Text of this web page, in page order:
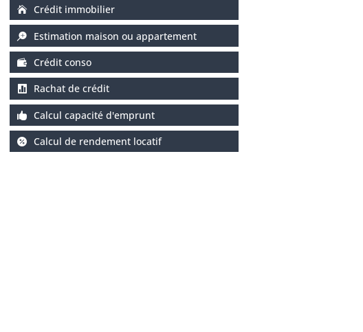
Crédit immobilier
Estimation maison ou appartement
Crédit conso
Rachat de crédit
Calcul capacité d'emprunt
Calcul de rendement locatif